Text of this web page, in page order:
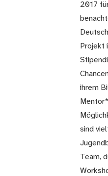
2017
Projekt
ihrem
sind
Team,